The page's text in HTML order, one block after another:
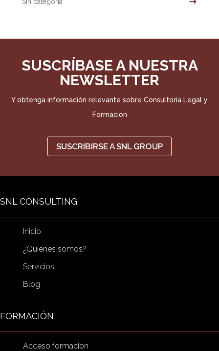
SUSCRÍBASE A NUESTRA
NEWSLETTER
Y obtenga información relevante sobre Consultoría Legal y
Formación
SUSCRIBIRSE A SNL GROUP
SNL CONSULTING
Inicio
¿Quiénes somos?
Servicios
Blog
FORMACIÓN
Acceso formación